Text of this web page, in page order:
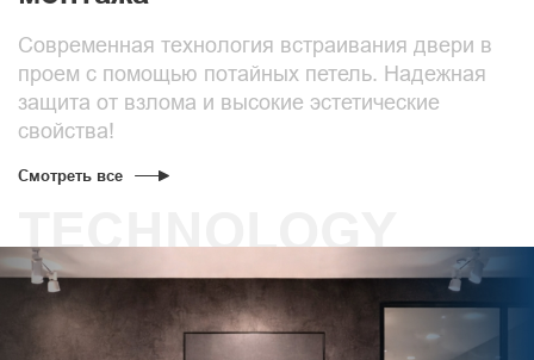
Современная технология встраивания двери в
проем с помощью потайных петель. Надежная
защита от взлома и высокие эстетические
свойства!
Смотреть все
TECHNOLOGY